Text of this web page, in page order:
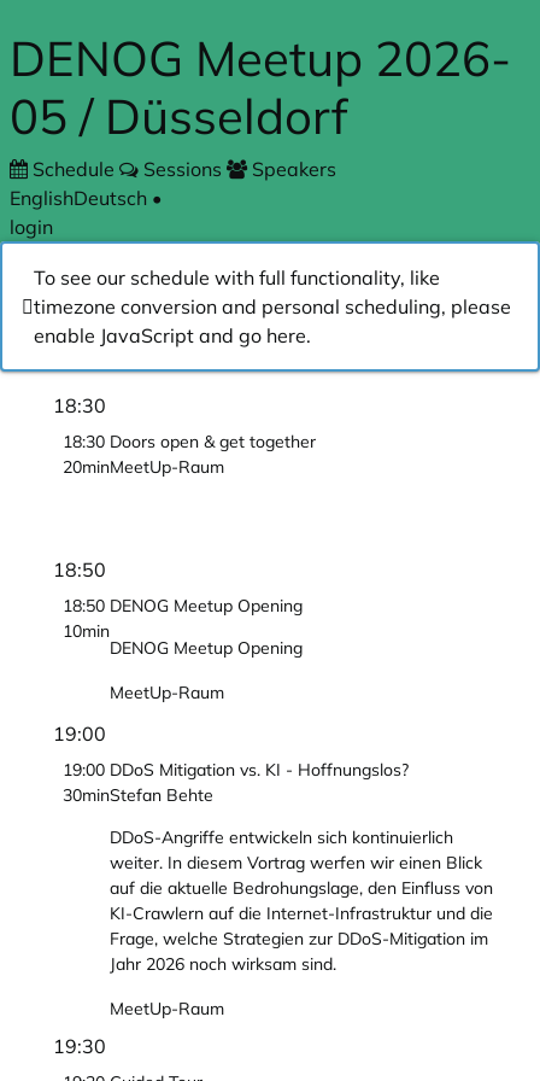
DENOG Meetup 2026-
05 / Düsseldorf
Schedule Sessions
Speakers
EnglishDeutsch •
login
To see our schedule with full functionality, like
timezone conversion and personal scheduling, please
enable JavaScript and go here.
18:30
18:30
20min
Doors open & get together
MeetUp-Raum
18:50
18:50
10min
DENOG Meetup Opening
DENOG Meetup Opening
MeetUp-Raum
19:00
19:00
30min
DDoS Mitigation vs. KI - Hoffnungslos?
Stefan Behte
DDoS-Angriffe entwickeln sich kontinuierlich
weiter. In diesem Vortrag werfen wir einen Blick
auf die aktuelle Bedrohungslage, den Einfluss von
KI-Crawlern auf die Internet-Infrastruktur und die
Frage, welche Strategien zur DDoS-Mitigation im
Jahr 2026 noch wirksam sind.
MeetUp-Raum
19:30